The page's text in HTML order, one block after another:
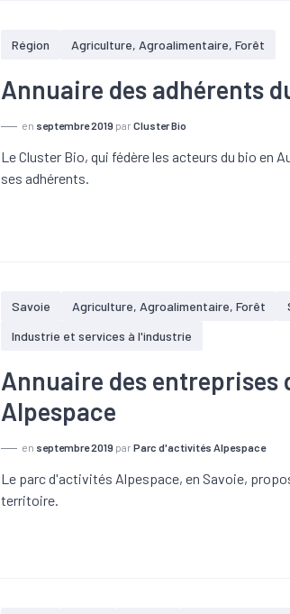
Région Agriculture, Agroalimentaire, Forêt
Annuaire des adhérents
en septembre 2019 parCluster Bio
Le Cluster Bio, qui fédère les acteurs du bio en
ses adhérents.
Savoie Agriculture, Agroalimentaire, Forêt
Industrie et services à l'industrie
Annuaire des
Alpespace
en septembre 2019 parParc d'activités Alpespace
Le parc d'activités Alpespace, en Savoie,
territoire.